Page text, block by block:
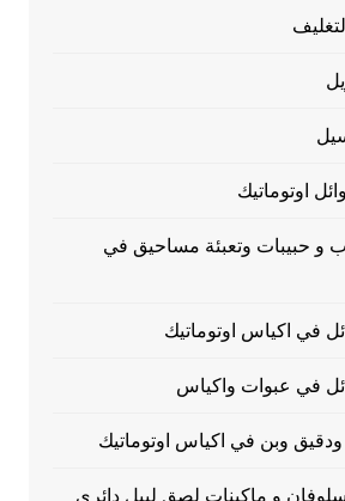
اوتوماتيك
و حبيبات وتعبئة مساحيق في
في اكياس اوتوماتيك
في عبوات واكياس
ودقيق وبن في اكياس اوتوماتيك
و ماكينات لصق ليبل دائرى